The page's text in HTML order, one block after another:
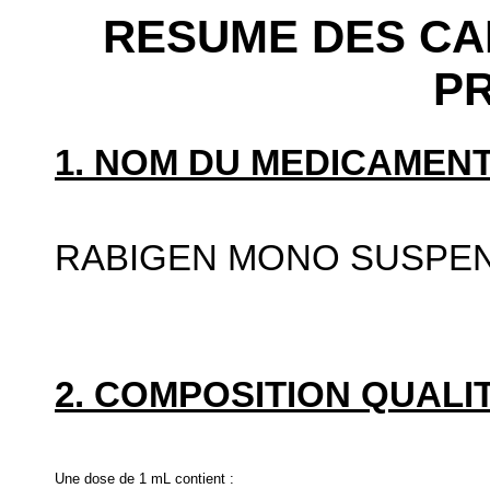
RESUME DES
1. NOM DU
RABIGEN MONO
2. COMPOSITION
Une dose de 1 mL contient :